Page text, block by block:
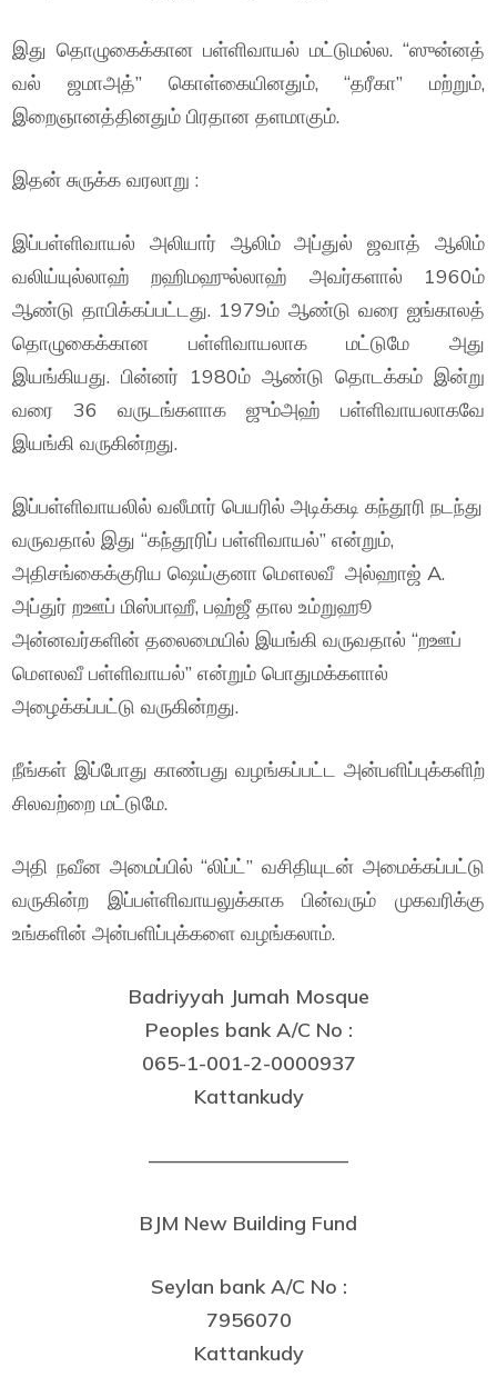
இது தொழுகைக்கான பள்ளிவாயல் மட்டுமல்ல. “ஸுன்னத்
வல் ஜமாஅத்” கொள்கையினதும், “தரீகா” மற்றும்,
இறைஞானத்தினதும் பிரதான தளமாகும்.
இதன் சுருக்க வரலாறு :
இப்பள்ளிவாயல் அலியார் ஆலிம் அப்துல் ஜவாத் ஆலிம்
வலிய்யுல்லாஹ் றஹிமஹுல்லாஹ் அவர்களால் 1960ம்
ஆண்டு தாபிக்கப்பட்டது. 1979ம் ஆண்டு வரை ஐங்காலத்
தொழுகைக்கான பள்ளிவாயலாக மட்டுமே அது
இயங்கியது. பின்னர் 1980ம் ஆண்டு தொடக்கம் இன்று
வரை 36 வருடங்களாக ஜும்அஹ் பள்ளிவாயலாகவே
இயங்கி வருகின்றது.
இப்பள்ளிவாயலில் வலீமார் பெயரில் அடிக்கடி கந்தூரி நடந்து
வருவதால் இது “கந்தூரிப் பள்ளிவாயல்” என்றும்,
அதிசங்கைக்குரிய ஷெய்குனா மௌலவீ அல்ஹாஜ் A.
அப்துர் றஊப் மிஸ்பாஹீ, பஹ்ஜீ தால உம்றுஹூ
அன்னவர்களின் தலைமையில் இயங்கி வருவதால் “றஊப்
மௌலவீ பள்ளிவாயல்” என்றும் பொதுமக்களால்
அழைக்கப்பட்டு வருகின்றது.
நீங்கள் இப்போது காண்பது வழங்கப்பட்ட அன்பளிப்புக்களிற்
சிலவற்றை மட்டுமே.
அதி நவீன அமைப்பில் “லிப்ட்” வசிதியுடன் அமைக்கப்பட்டு
வருகின்ற இப்பள்ளிவாயலுக்காக பின்வரும் முகவரிக்கு
உங்களின் அன்பளிப்புக்களை வழங்கலாம்.
Badriyyah Jumah Mosque
Peoples bank A/C No :
065-1-001-2-0000937
Kattankudy
——————————
BJM New Building Fund
Seylan bank A/C No :
7956070
Kattankudy